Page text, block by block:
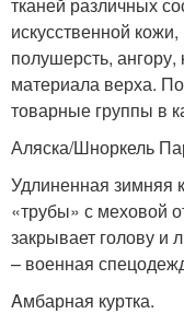
искусственной
полушерсть,
материала верха.
товарные группы в
Аляска/Шноркель
Удлиненная зимняя
«трубы» с меховой
закрывает голову и
– военная
Aмбарная куртка.